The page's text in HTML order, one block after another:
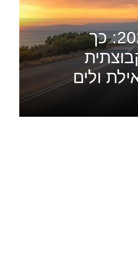
הסעות בדרום 2026: כך
ולים